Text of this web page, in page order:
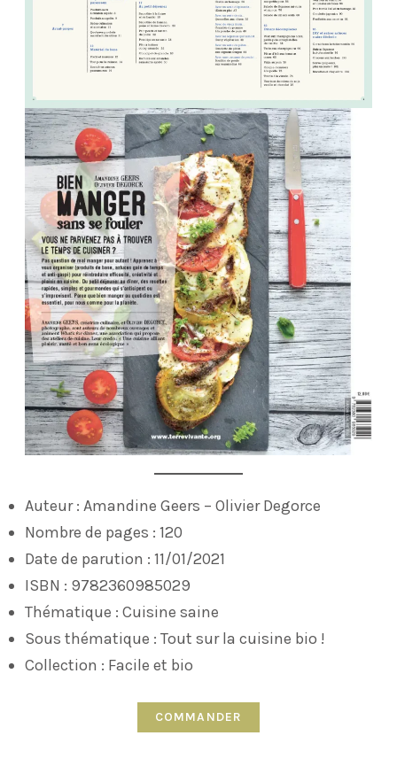
Auteur : Amandine Geers – Olivier Degorce
Nombre de pages : 120
Date de parution : 11/01/2021
ISBN : 9782360985029
Thématique : Cuisine saine
Sous thématique : Tout sur la cuisine bio !
Collection : Facile et bio
COMMANDER